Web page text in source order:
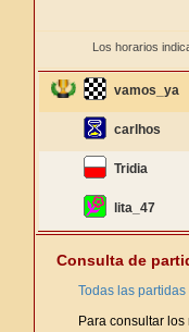
Los horarios
vamos_ya
carlhos
Tridia
lita_47
Consulta de
Todas las partidas
Para consultar